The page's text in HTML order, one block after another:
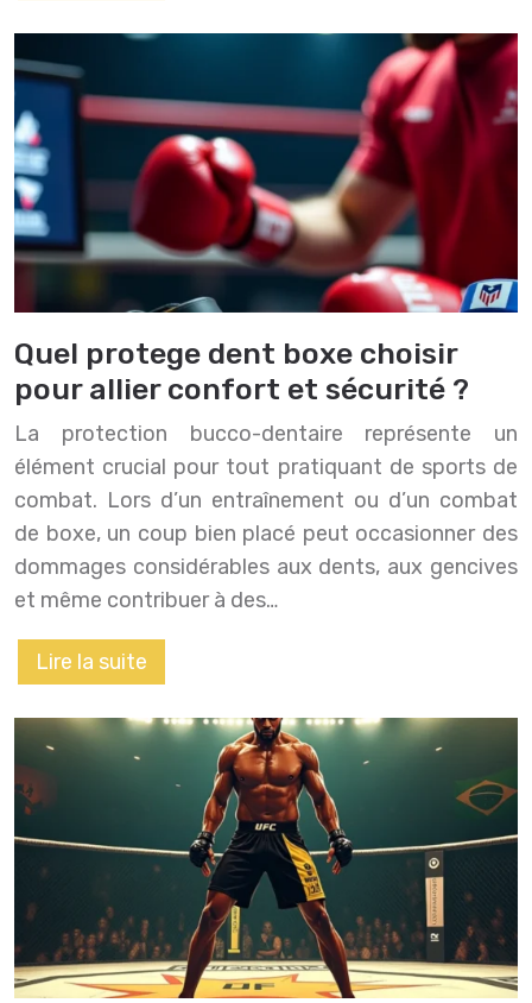
Quel protege dent boxe choisir
pour allier confort et sécurité ?
La protection bucco-dentaire représente un
élément crucial pour tout pratiquant de sports de
combat. Lors d’un entraînement ou d’un combat
de boxe, un coup bien placé peut occasionner des
dommages considérables aux dents, aux gencives
et même contribuer à des…
Lire la suite